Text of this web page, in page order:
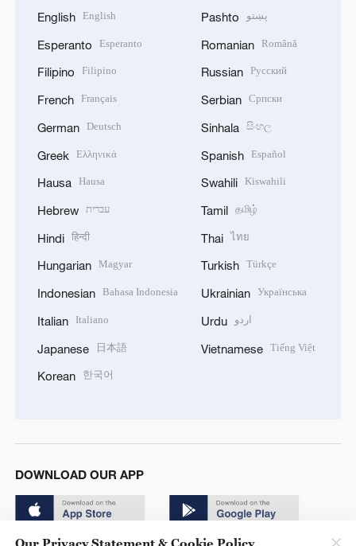
English English
Esperanto Esperanto
Filipino Filipino
French Français
German Deutsch
Greek Ελληνικά
Hausa Hausa
Hebrew עברית
Hindi हिन्दी
Hungarian Magyar
Indonesian Bahasa Indonesia
Italian Italiano
Japanese 日本語
Korean 한국어
Pashto پښتو
Romanian Română
Russian Русский
Serbian Српски
Sinhala සිංහල
Spanish Español
Swahili Kiswahili
Tamil தமிழ்
Thai ไทย
Turkish Türkçe
Ukrainian Українська
Urdu اردو
Vietnamese Tiếng Việt
DOWNLOAD OUR APP
Our Privacy Statement & Cookie Policy